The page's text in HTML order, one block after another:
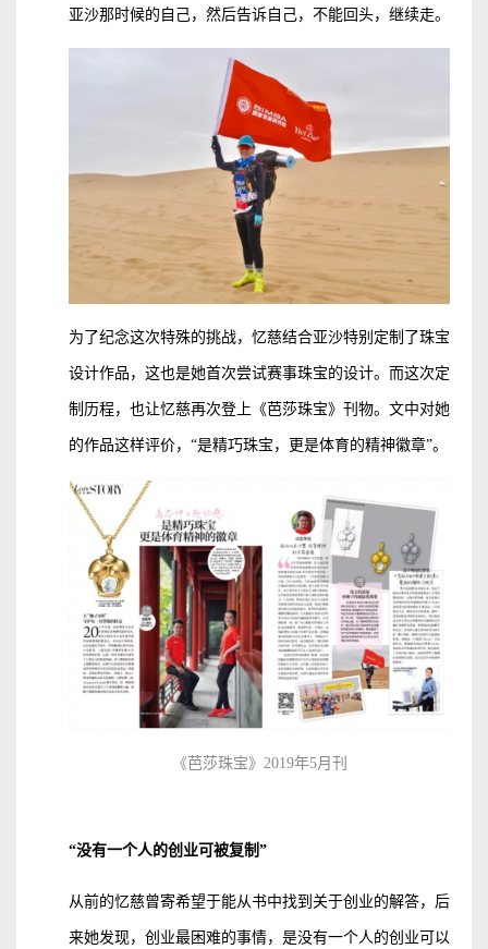
亚沙那时候的自己，然后告诉自己，不能回头，继续走。
为了纪念这次特殊的挑战，忆慈结合亚沙特别定制了珠宝
设计作品，这也是她首次尝试赛事珠宝的设计。而这次定
制历程，也让忆慈再次登上《芭莎珠宝》刊物。文中对她
的作品这样评价，“是精巧珠宝，更是体育的精神徽章”。
《芭莎珠宝》2019年5月刊
“没有一个人的创业可被复制”
从前的忆慈曾寄希望于能从书中找到关于创业的解答，后
来她发现，创业最困难的事情，是没有一个人的创业可以